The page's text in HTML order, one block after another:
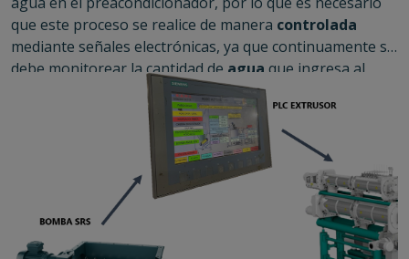
que este proceso se realice de manera controlada
mediante señales electrónicas, ya que continuamente se
debe monitorear la cantidad de agua que ingresa al
preacodincionador/extrusorde manera directa, y la
cantidad que ingresa a través delSRS . Este sistema de
procesocompletamenteautomático
con un mínimo de intervención humana.